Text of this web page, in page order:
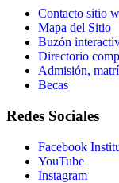
Contacto sitio
Mapa del Sitio
Buzón
Directorio
Admisión,
Becas
Redes Sociales
Facebook
YouTube
Instagram